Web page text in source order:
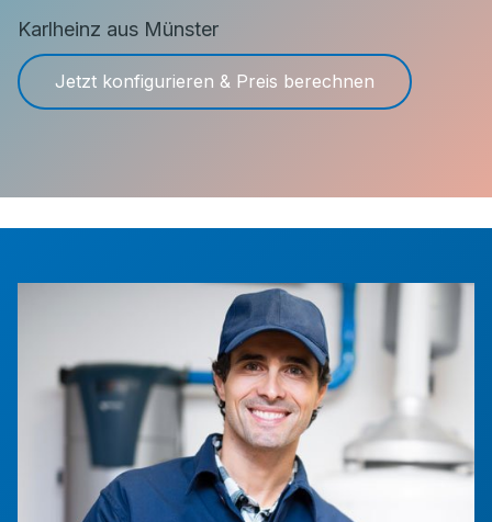
Karlheinz aus Münster
Jetzt konfigurieren & Preis berechnen